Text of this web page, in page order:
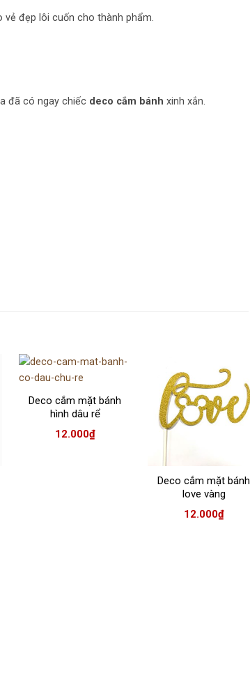
đẹp lôi cuốn cho thành phẩm.
đã có ngay chiếc deco cắm bánh xinh xắn.
Deco cắm mặt bánh
hình dâu rể
12.000₫
Deco cắm mặt bánh
love vàng
12.000₫